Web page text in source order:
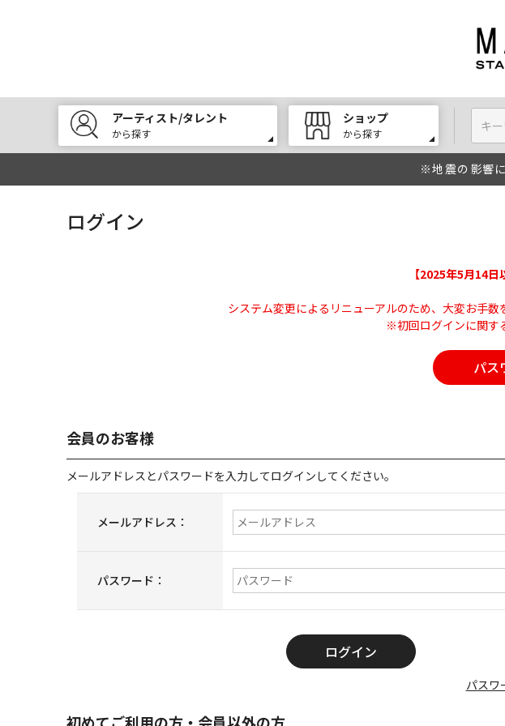
アーティスト/タレント
から探す
ショップ
から探す
※地震の影響
ログイン
【2025年5月14
システム変更によるリニューアルのため、大変お手
※初回ログインに関す
パス
会員のお客様
メールアドレスとパスワードを入力してログインしてください。
メールアドレス：
パスワード：
パスワ